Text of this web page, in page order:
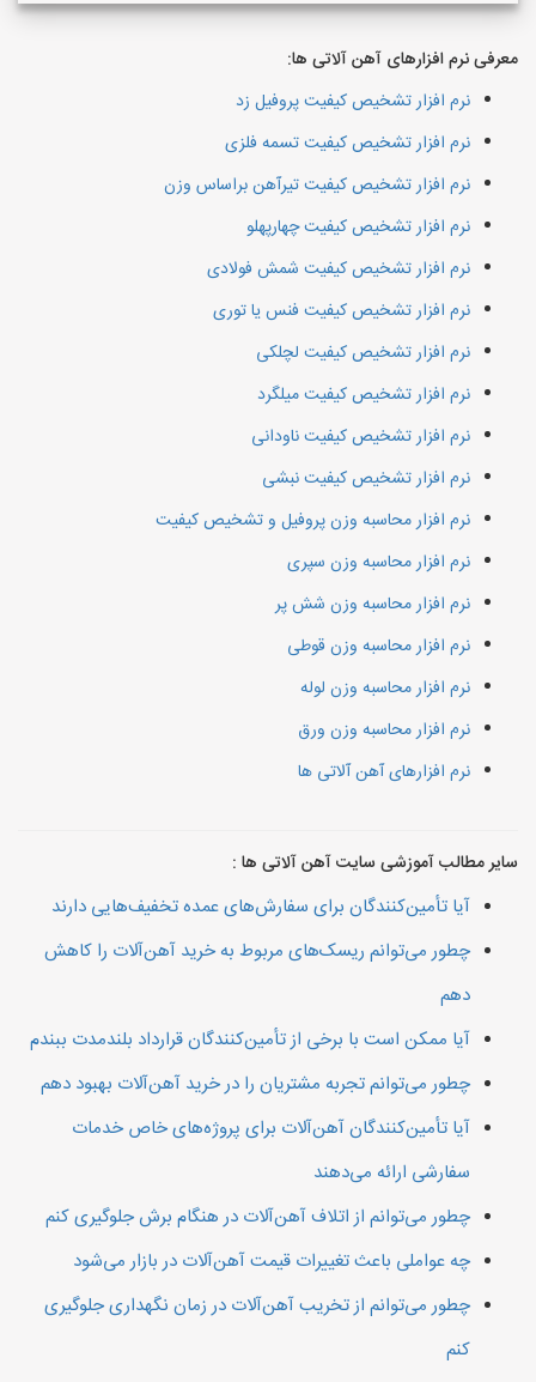
معرفی نرم افزارهای آهن آلاتی ها:
نرم افزار تشخیص کیفیت پروفیل زد
نرم افزار تشخیص کیفیت تسمه فلزی
نرم افزار تشخیص کیفیت تیرآهن براساس وزن
نرم افزار تشخیص کیفیت چهارپهلو
نرم افزار تشخیص کیفیت شمش فولادی
نرم افزار تشخیص کیفیت فنس یا توری
نرم افزار تشخیص کیفیت لچلکی
نرم افزار تشخیص کیفیت میلگرد
نرم افزار تشخیص کیفیت ناودانی
نرم افزار تشخیص کیفیت نبشی
نرم افزار محاسبه وزن پروفیل و تشخیص کیفیت
نرم افزار محاسبه وزن سپری
نرم افزار محاسبه وزن شش پر
نرم افزار محاسبه وزن قوطی
نرم افزار محاسبه وزن لوله
نرم افزار محاسبه وزن ورق
نرم افزارهای آهن آلاتی ها
سایر مطالب آموزشی سایت آهن آلاتی ها :
آیا تأمین‌کنندگان برای سفارش‌های عمده تخفیف‌هایی دارند
چطور می‌توانم ریسک‌های مربوط به خرید آهن‌آلات را کاهش
دهم
آیا ممکن است با برخی از تأمین‌کنندگان قرارداد بلندمدت ببندم
چطور می‌توانم تجربه مشتریان را در خرید آهن‌آلات بهبود دهم
آیا تأمین‌کنندگان آهن‌آلات برای پروژه‌های خاص خدمات
سفارشی ارائه می‌دهند
چطور می‌توانم از اتلاف آهن‌آلات در هنگام برش جلوگیری کنم
چه عواملی باعث تغییرات قیمت آهن‌آلات در بازار می‌شود
چطور می‌توانم از تخریب آهن‌آلات در زمان نگهداری جلوگیری
کنم